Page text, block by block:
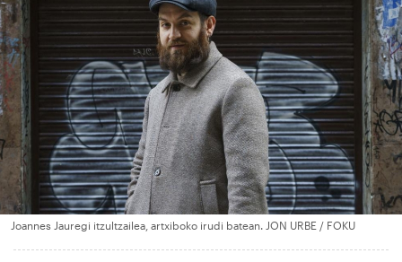
Joannes Jauregi itzultzailea, artxiboko irudi batean. JON URBE / FOKU